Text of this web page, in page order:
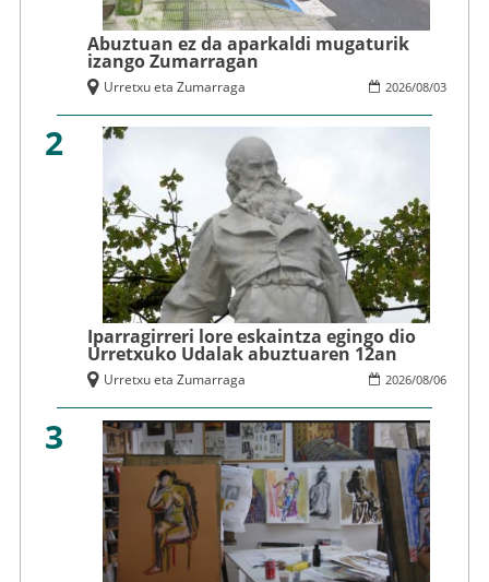
Abuztuan ez da aparkaldi mugaturik
izango Zumarragan
2026/08/03
Urretxu eta Zumarraga
2
Iparragirreri lore eskaintza egingo dio
Urretxuko Udalak abuztuaren 12an
2026/08/06
Urretxu eta Zumarraga
3